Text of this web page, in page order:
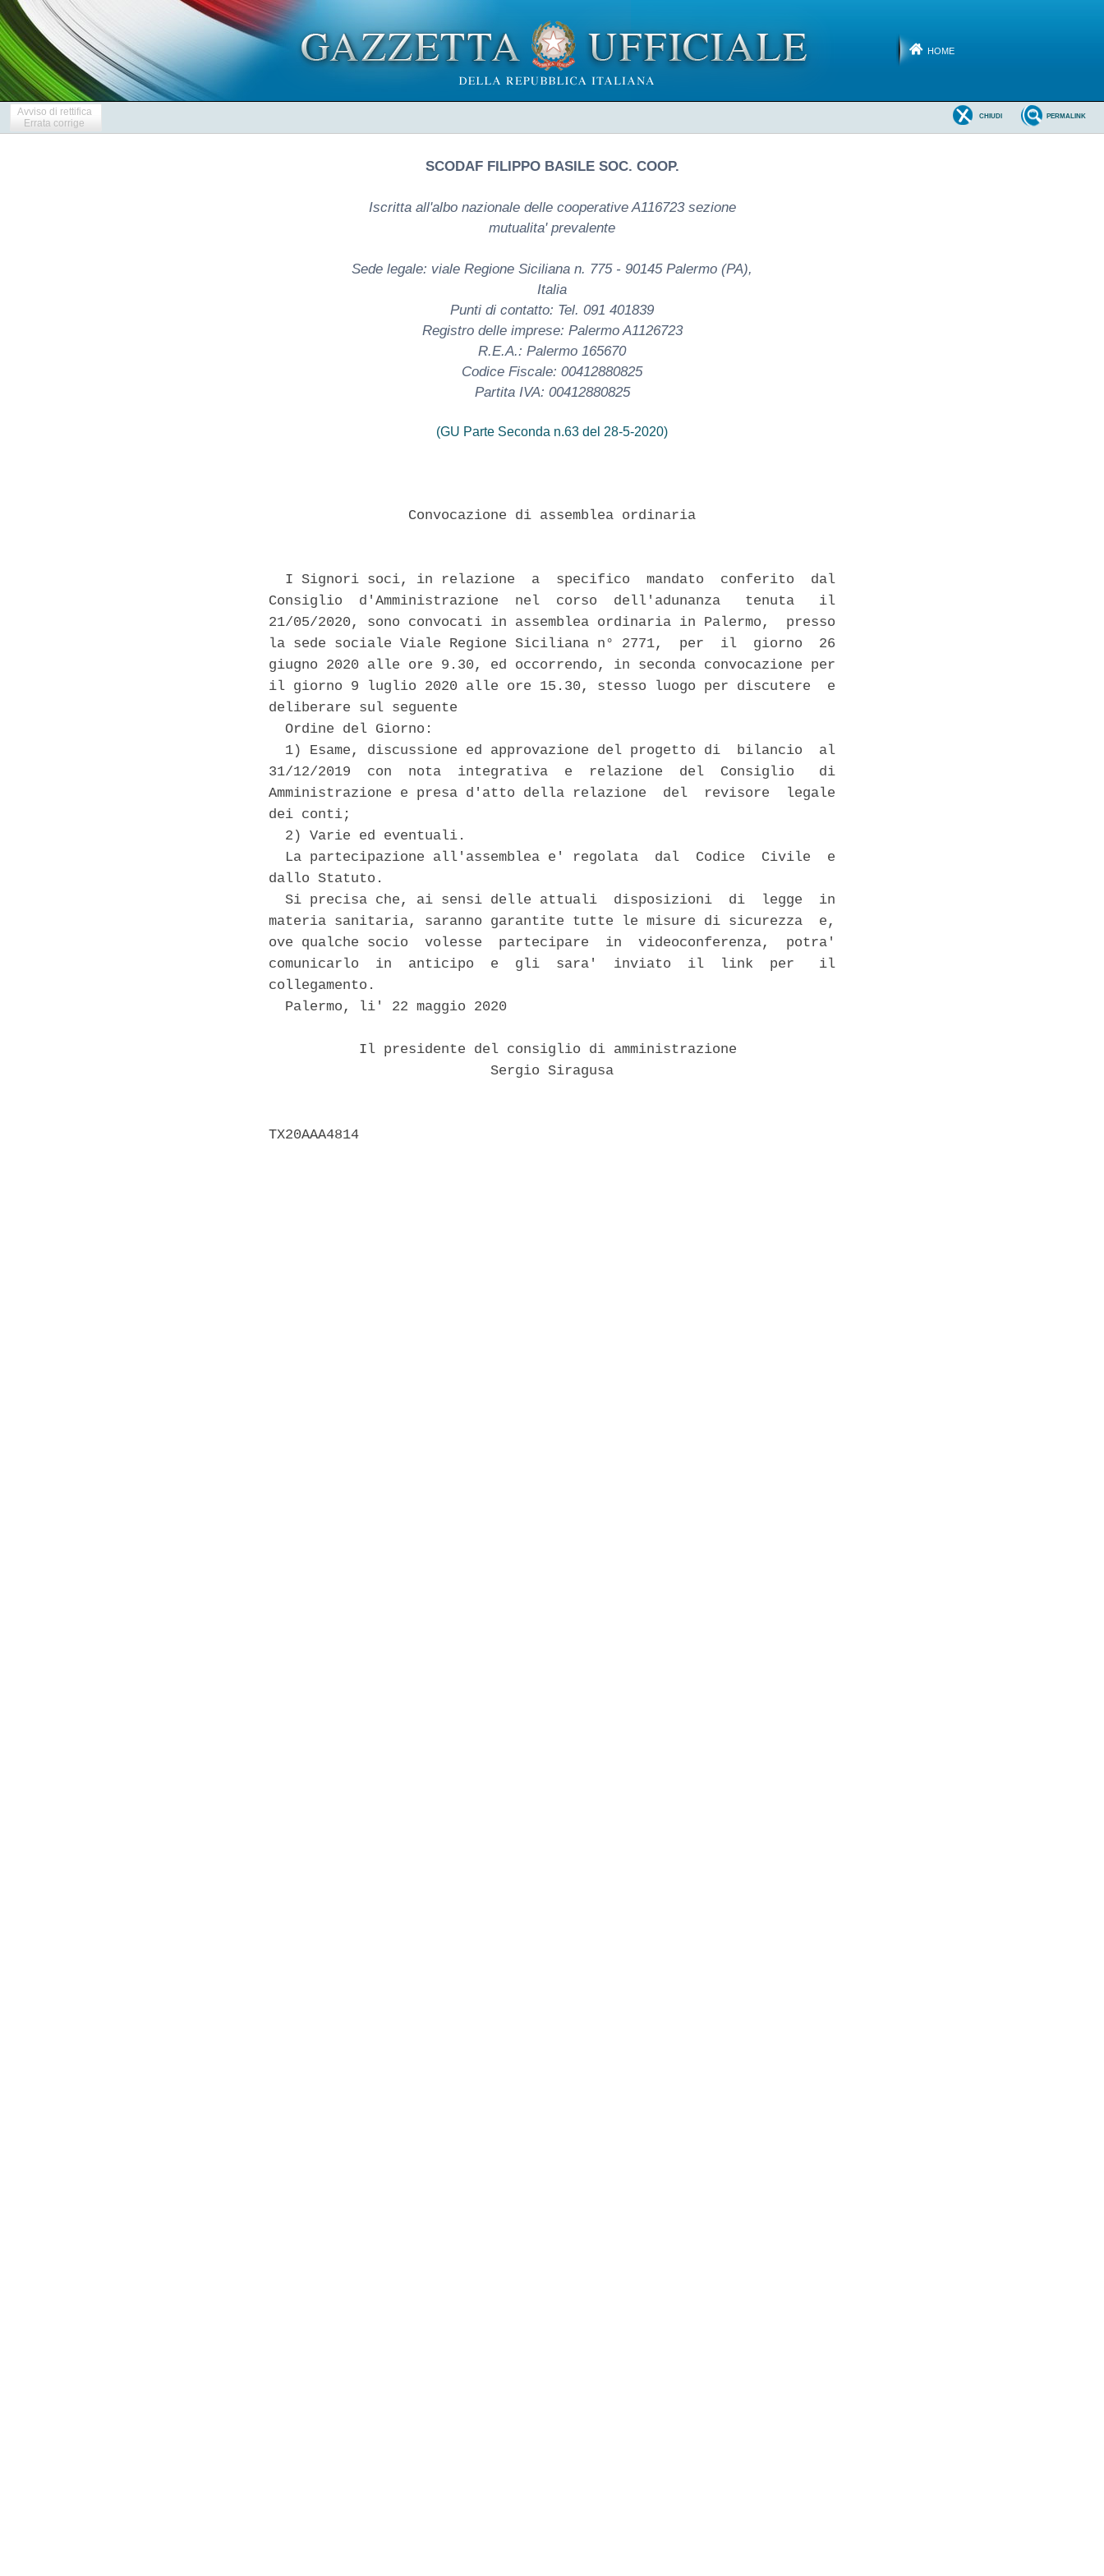
HOME
Avviso di rettifica
Errata corrige
PERMALINK
CHIUDI
SCODAF FILIPPO BASILE SOC. COOP.
Iscritta all'albo nazionale delle cooperative A116723 sezione
mutualita' prevalente
Sede legale: viale Regione Siciliana n. 775 - 90145 Palermo (PA),
Italia
Punti di contatto: Tel. 091 401839
Registro delle imprese: Palermo A1126723
R.E.A.: Palermo 165670
Codice Fiscale: 00412880825
Partita IVA: 00412880825
(GU Parte Seconda n.63 del 28-5-2020)
                 Convocazione di assemblea ordinaria
  I Signori soci, in relazione  a  specifico  mandato  conferito  dal
Consiglio  d'Amministrazione  nel  corso  dell'adunanza   tenuta   il
21/05/2020, sono convocati in assemblea ordinaria in Palermo,  presso
la sede sociale Viale Regione Siciliana n° 2771,  per  il  giorno  26
giugno 2020 alle ore 9.30, ed occorrendo, in seconda convocazione per
il giorno 9 luglio 2020 alle ore 15.30, stesso luogo per discutere  e
deliberare sul seguente
  Ordine del Giorno:
  1) Esame, discussione ed approvazione del progetto di  bilancio  al
31/12/2019  con  nota  integrativa  e  relazione  del  Consiglio   di
Amministrazione e presa d'atto della relazione  del  revisore  legale
dei conti;
  2) Varie ed eventuali.
  La partecipazione all'assemblea e' regolata  dal  Codice  Civile  e
dallo Statuto.
  Si precisa che, ai sensi delle attuali  disposizioni  di  legge  in
materia sanitaria, saranno garantite tutte le misure di sicurezza  e,
ove qualche socio  volesse  partecipare  in  videoconferenza,  potra'
comunicarlo  in  anticipo  e  gli  sara'  inviato  il  link  per   il
collegamento.
  Palermo, li' 22 maggio 2020
           Il presidente del consiglio di amministrazione
                           Sergio Siragusa